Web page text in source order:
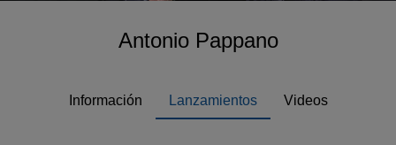
Antonio Pappano
Información Lanzamientos Videos